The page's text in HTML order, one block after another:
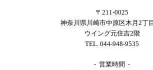
〒211-0025
神奈川県川崎市中原区木月2丁
ウイング元住吉2階
TEL. 044-948-9535
- 営業時間 -